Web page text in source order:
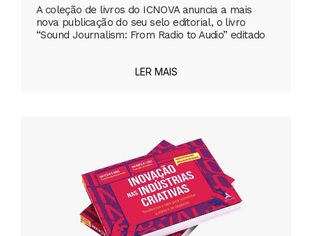
A coleção de livros do ICNOVA anuncia a mais
nova publicação do seu selo editorial, o livro
“Sound Journalism: From Radio to Audio” editado
LER MAIS